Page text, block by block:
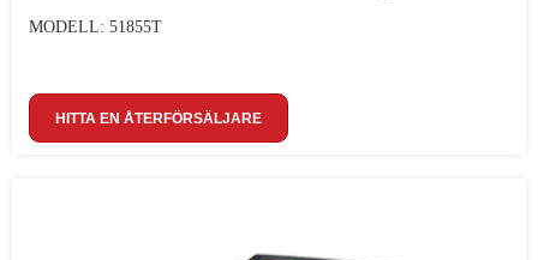
MODELL: 51855T
HITTA EN ÅTERFÖRSÄLJARE